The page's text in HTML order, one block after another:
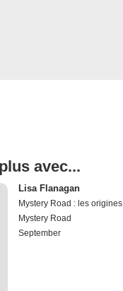
avec...
Lisa Flanagan
Mystery Road : les origines
Mystery Road
September